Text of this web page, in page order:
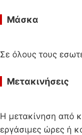
Μάσκα
Σε όλους τους
Μετακινήσεις
Η μετακίνηση από
εργάσιμες ώρες ή